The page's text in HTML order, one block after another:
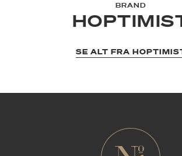
BRAND
SE ALT FRA